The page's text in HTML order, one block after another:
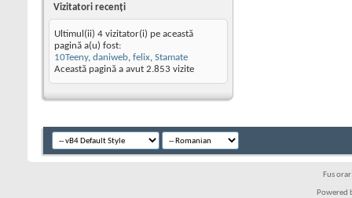
Vizitatori recenţi
Ultimul(ii) 4 vizitator(i) pe această
pagină a(u) fost:
10Teeny, daniweb, felix, Stamate
Această pagină a avut 2.853 vizite
Fus
Powered